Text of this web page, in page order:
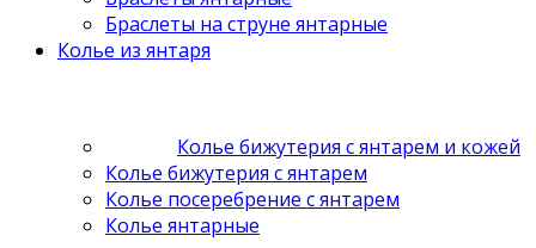
Браслеты на струне янтарные
Колье из янтаря
Колье бижутерия с янтарем и кожей
Колье бижутерия с янтарем
Колье посеребрение с янтарем
Колье янтарные